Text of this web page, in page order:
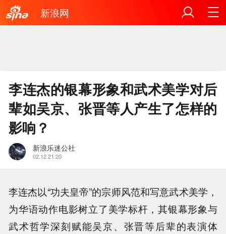
新浪网
李连杰的银幕形象和武术美学对后
辈如吴京、张晋等人产生了怎样的
影响？
新浪乐迷公社
02.12 21:20
李连杰以“功夫皇帝”的宗师风范和写意武术美学，
为华语动作电影树立了美学标杆，其银幕形象与
武术哲学深刻赋能吴京、张晋等后辈的表演体